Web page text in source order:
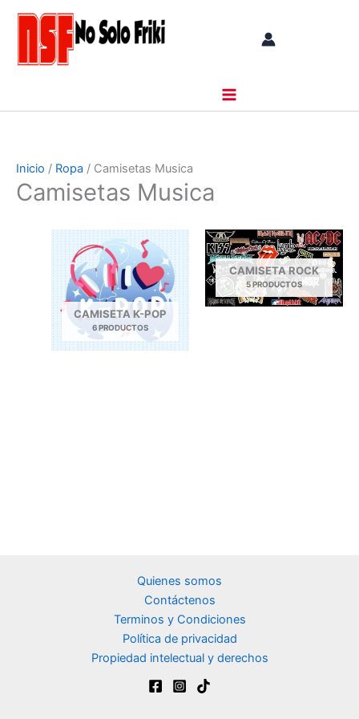
contenido
Inicio / Ropa / Camisetas Musica
Camisetas Musica
CAMISETA K-POP
6 PRODUCTOS
CAMISETA ROCK
5 PRODUCTOS
Quienes somos
Contáctenos
Terminos y Condiciones
Política de privacidad
Propiedad intelectual y derechos